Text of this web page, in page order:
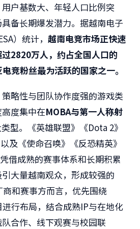
户基数大、年轻人口比例突
备长期爆发潜力。据越南电子
）统计， 越南电竞市场正快速
2820万人，约占全国人口的
竞粉丝最为活跃的国家之一。
略性与团队协作度强的游戏类
度集中在MOBA与第一人称射
型。《英雄联盟》《Dota 2》
及《使命召唤》《反恐精英》
借成熟的赛事体系和长期积累
大量越南观众，形成较强的
和赛事方而言，优先围绕
行布局，结合成熟IP与在地化
合作、线下观赛与校园联